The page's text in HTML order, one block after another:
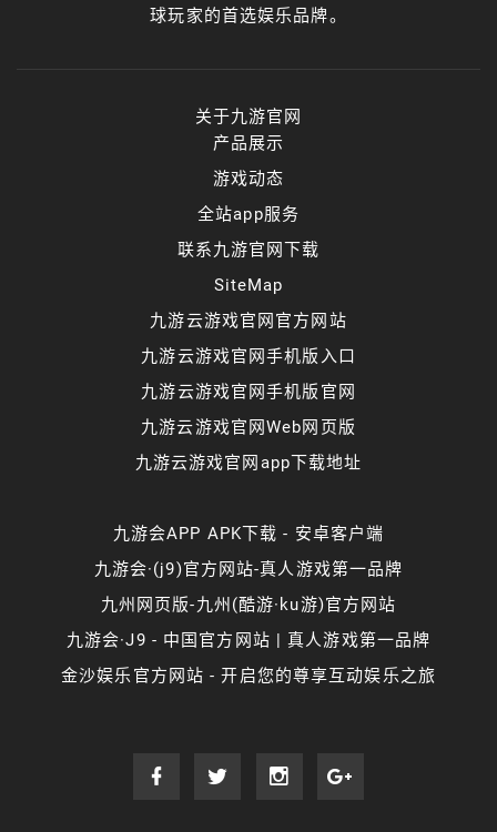
球玩家的首选娱乐品牌。
关于九游官网
产品展示
游戏动态
全站app服务
联系九游官网下载
SiteMap
九游云游戏官网官方网站
九游云游戏官网手机版入口
九游云游戏官网手机版官网
九游云游戏官网Web网页版
九游云游戏官网app下载地址
九游会APP APK下载 - 安卓客户端
九游会·(j9)官方网站-真人游戏第一品牌
九州网页版-九州(酷游·ku游)官方网站
九游会·J9 - 中国官方网站 | 真人游戏第一品牌
金沙娱乐官方网站 - 开启您的尊享互动娱乐之旅